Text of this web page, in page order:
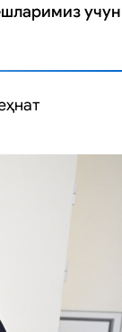
учун